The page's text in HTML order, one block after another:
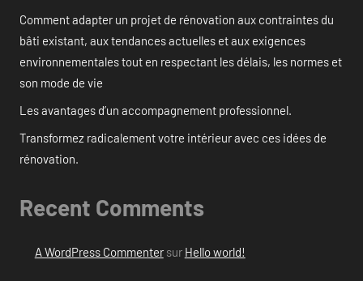
Comment adapter un projet de rénovation aux contraintes du
bâti existant, aux tendances actuelles et aux exigences
environnementales tout en respectant les délais, les normes et
son mode de vie
Les avantages d’un accompagnement professionnel.
Transformez radicalement votre intérieur avec ces idées de
rénovation.
Recent Comments
A WordPress Commentersur Hello world!